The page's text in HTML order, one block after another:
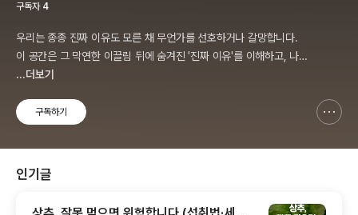
구독자 4
우리는 종종 진짜 이유도 모른 채 무언가를 선호하거나 갈망합니다.
이 공간은 그 막연한 이끌림 뒤에 숨겨진 '진짜 이유'를 이해하고, 나만
의 정답을 알아가는 과정을 기록하는 곳입니다.
...더보기
구독하기
인기글